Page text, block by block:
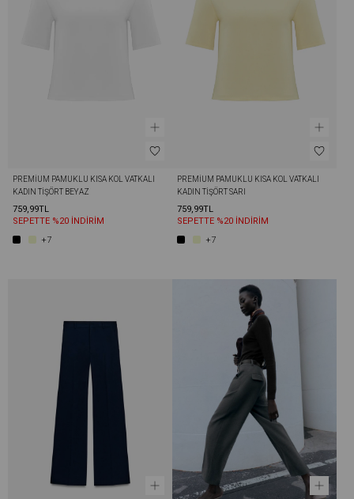
PREMIUM PAMUKLU KISA KOL VATKALI
KADIN TIŞÖRT BEYAZ
759,99TL
SEPETTE %20 İNDİRİM
+7
PREMIUM PAMUKLU KISA KOL VATKALI
KADIN TIŞÖRT SARI
759,99TL
SEPETTE %20 İNDİRİM
+7